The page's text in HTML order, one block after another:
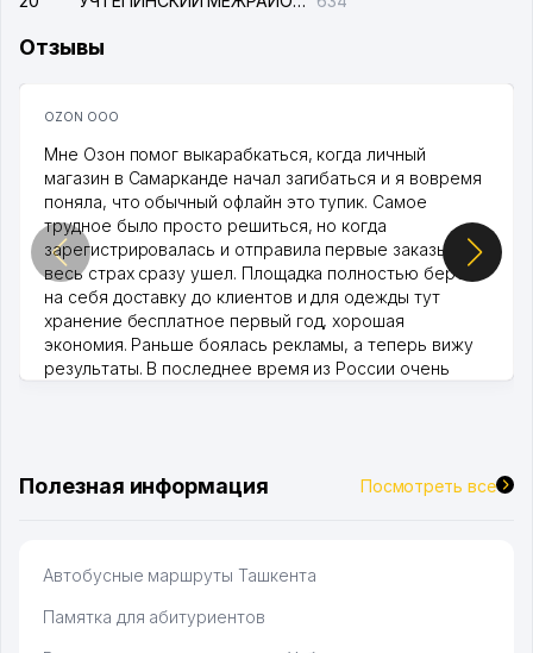
Отзывы
OZON ООО
Мне Озон помог выкарабкаться, когда личный
магазин в Самарканде начал загибаться и я вовремя
поняла, что обычный офлайн это тупик. Самое
трудное было просто решиться, но когда
зарегистрировалась и отправила первые заказы,
весь страх сразу ушел. Площадка полностью берет
на себя доставку до клиентов и для одежды тут
хранение бесплатное первый год, хорошая
экономия. Раньше боялась рекламы, а теперь вижу
результаты. В последнее время из России очень
Полезная информация Посмотреть все
Автобусные маршруты Ташкента
Памятка для абитуриентов